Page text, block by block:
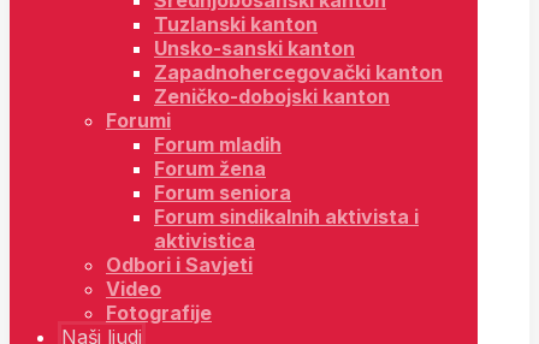
Tuzlanski kanton
Unsko-sanski kanton
Zapadnohercegovački kanton
Zeničko-dobojski kanton
Forumi
Forum mladih
Forum žena
Forum seniora
Forum sindikalnih aktivista i
aktivistica
Odbori i Savjeti
Video
Fotografije
Naši ljudi